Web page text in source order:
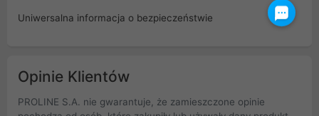
Uniwersalna informacja o bezpieczeństwie
Opinie Klientów
PROLINE S.A. nie gwarantuje, że zamieszczone opinie